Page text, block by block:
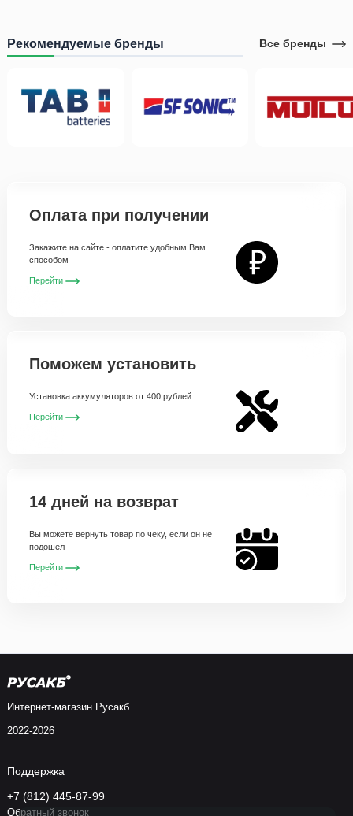
Рекомендуемые бренды Все бренды
Оплата при получении
Закажите на сайте - оплатите удобным Вам
способом
Перейти
Поможем установить
Установка аккумуляторов от 400 рублей
Перейти
14 дней на возврат
Вы можете вернуть товар по чеку, если он не
подошел
Перейти
Интернет-магазин Русакб
2022-2026
Поддержка
+7 (812) 445-87-99
Обратный звонок